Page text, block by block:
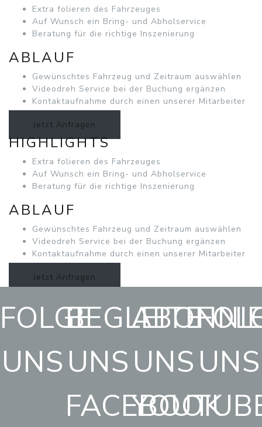
Extra folieren des Fahrzeuges
Auf Wunsch ein Bring- und Abholservice
Beratung für die richtige Inszenierung
ABLAUF
Gewünschtes Fahrzeug und Zeitraum auswählen
Videodreh Service bei der Buchung ergänzen
Kontaktaufnahme durch einen unserer Mitarbeiter
Jetzt Anfragen
HIGHLIGHTS
Extra folieren des Fahrzeuges
Auf Wunsch ein Bring- und Abholservice
Beratung für die richtige Inszenierung
ABLAUF
Gewünschtes Fahrzeug und Zeitraum auswählen
Videodreh Service bei der Buchung ergänzen
Kontaktaufnahme durch einen unserer Mitarbeiter
Jetzt Anfragen
FOLGE
UNS
BEGLEITE
UNS
FACEBOOK
UNSUNS